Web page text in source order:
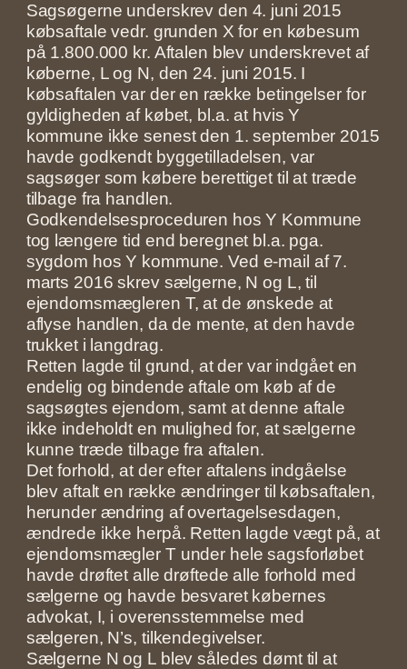
Sagsøgerne underskrev den 4. juni 2015
købsaftale vedr. grunden X for en købesum
på 1.800.000 kr. Aftalen blev underskrevet af
køberne, L og N, den 24. juni 2015. I
købsaftalen var der en række betingelser for
gyldigheden af købet, bl.a. at hvis Y
kommune ikke senest den 1. september 2015
havde godkendt byggetilladelsen, var
sagsøger som købere berettiget til at træde
tilbage fra handlen.
Godkendelsesproceduren hos Y Kommune
tog længere tid end beregnet bl.a. pga.
sygdom hos Y kommune. Ved e-mail af 7.
marts 2016 skrev sælgerne, N og L, til
ejendomsmægleren T, at de ønskede at
aflyse handlen, da de mente, at den havde
trukket i langdrag.
Retten lagde til grund, at der var indgået en
endelig og bindende aftale om køb af de
sagsøgtes ejendom, samt at denne aftale
ikke indeholdt en mulighed for, at sælgerne
kunne træde tilbage fra aftalen.
Det forhold, at der efter aftalens indgåelse
blev aftalt en række ændringer til købsaftalen,
herunder ændring af overtagelsesdagen,
ændrede ikke herpå. Retten lagde vægt på, at
ejendomsmægler T under hele sagsforløbet
havde drøftet alle drøftede alle forhold med
sælgerne og havde besvaret købernes
advokat, I, i overensstemmelse med
sælgeren, N’s, tilkendegivelser.
Sælgerne N og L blev således dømt til at